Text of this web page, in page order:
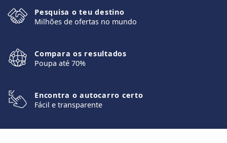
Pesquisa o teu destino
Milhões de ofertas no mundo
Compara os resultados
Poupa até 70%
Encontra o autocarro certo
Fácil e transparente